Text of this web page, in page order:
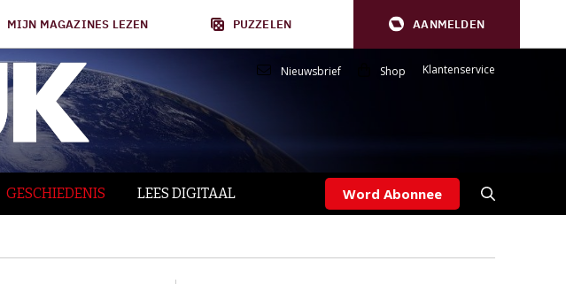
MIJN MAGAZINES LEZEN PUZZELEN AANMELDEN
Nieuwsbrief Shop Klantenservice
GESCHIEDENIS LEES DIGITAAL Word Abonnee